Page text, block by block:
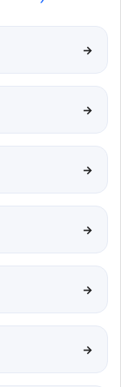
→
→
→
→
→
→